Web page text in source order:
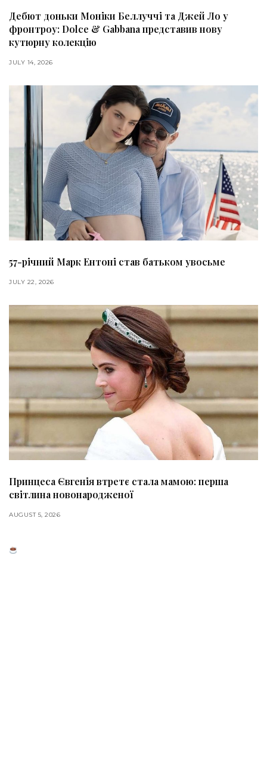
Дебют доньки Моніки Беллуччі та Джей Ло у
фронтроу: Dolce & Gabbana представив нову
кутюрну колекцію
JULY 14, 2026
57-річний Марк Ентоні став батьком увосьме
JULY 22, 2026
Принцеса Євгенія втретє стала мамою: перша
світлина новонародженої
AUGUST 5, 2026